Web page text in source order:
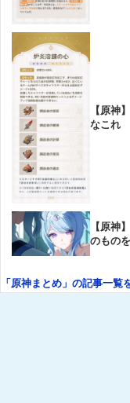
【原神
なこれ
【原神
のもの
「原神まとめ」の記事一覧